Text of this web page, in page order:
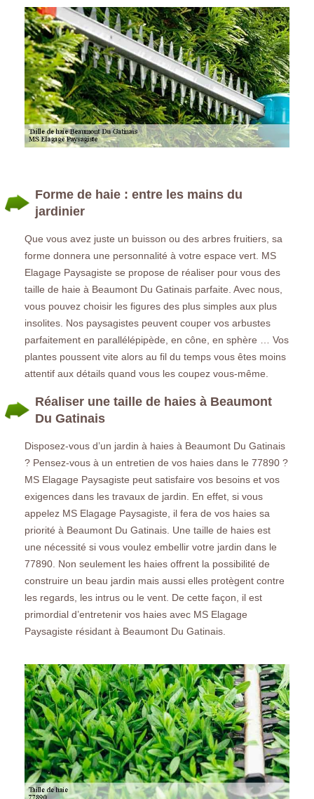
Forme de haie : entre les mains du
jardinier
Que vous avez juste un buisson ou des arbres fruitiers, sa
forme donnera une personnalité à votre espace vert. MS
Elagage Paysagiste se propose de réaliser pour vous des
taille de haie à Beaumont Du Gatinais parfaite. Avec nous,
vous pouvez choisir les figures des plus simples aux plus
insolites. Nos paysagistes peuvent couper vos arbustes
parfaitement en parallélépipède, en cône, en sphère … Vos
plantes poussent vite alors au fil du temps vous êtes moins
attentif aux détails quand vous les coupez vous-même.
Réaliser une taille de haies à Beaumont
Du Gatinais
Disposez-vous d’un jardin à haies à Beaumont Du Gatinais
? Pensez-vous à un entretien de vos haies dans le 77890 ?
MS Elagage Paysagiste peut satisfaire vos besoins et vos
exigences dans les travaux de jardin. En effet, si vous
appelez MS Elagage Paysagiste, il fera de vos haies sa
priorité à Beaumont Du Gatinais. Une taille de haies est
une nécessité si vous voulez embellir votre jardin dans le
77890. Non seulement les haies offrent la possibilité de
construire un beau jardin mais aussi elles protègent contre
les regards, les intrus ou le vent. De cette façon, il est
primordial d’entretenir vos haies avec MS Elagage
Paysagiste résidant à Beaumont Du Gatinais.